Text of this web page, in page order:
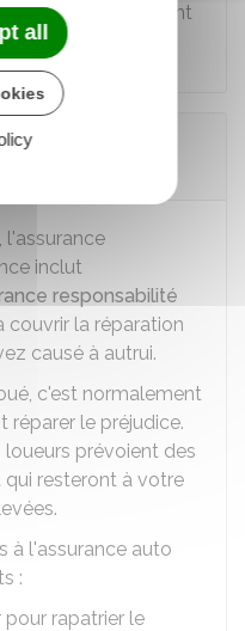
accidentellement
en cas de
l'étranger
l'assurance
inclut
responsabilité
couvrir la réparation
causé à autrui.
c'est normalement
réparer le préjudice.
prévoient des
resteront à votre
à l'assurance auto
:
pour rapatrier le
all